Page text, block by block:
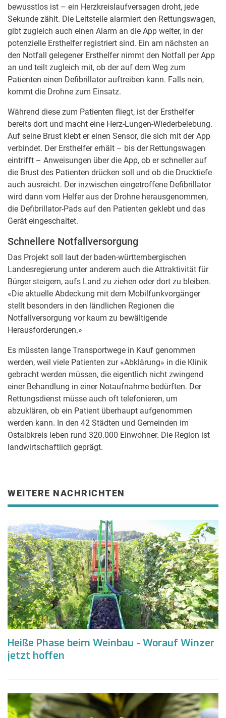
bewusstlos ist – ein Herzkreislaufversagen droht, jede
Sekunde zählt. Die Leitstelle alarmiert den Rettungswagen,
gibt zugleich auch einen Alarm an die App weiter, in der
potenzielle Ersthelfer registriert sind. Ein am nächsten an
den Notfall gelegener Ersthelfer nimmt den Notfall per App
an und teilt zugleich mit, ob der auf dem Weg zum
Patienten einen Defibrillator auftreiben kann. Falls nein,
kommt die Drohne zum Einsatz.
Während diese zum Patienten fliegt, ist der Ersthelfer
bereits dort und macht eine Herz-Lungen-Wiederbelebung.
Auf seine Brust klebt er einen Sensor, die sich mit der App
verbindet. Der Ersthelfer erhält – bis der Rettungswagen
eintrifft – Anweisungen über die App, ob er schneller auf
die Brust des Patienten drücken soll und ob die Drucktiefe
auch ausreicht. Der inzwischen eingetroffene Defibrillator
wird dann vom Helfer aus der Drohne herausgenommen,
die Defibrillator-Pads auf den Patienten geklebt und das
Gerät eingeschaltet.
Schnellere Notfallversorgung
Das Projekt soll laut der baden-württembergischen
Landesregierung unter anderem auch die Attraktivität für
Bürger steigern, aufs Land zu ziehen oder dort zu bleiben.
«Die aktuelle Abdeckung mit dem Mobilfunkvorgänger
stellt besonders in den ländlichen Regionen die
Notfallversorgung vor kaum zu bewältigende
Herausforderungen.»
Es müssten lange Transportwege in Kauf genommen
werden, weil viele Patienten zur «Abklärung» in die Klinik
gebracht werden müssen, die eigentlich nicht zwingend
einer Behandlung in einer Notaufnahme bedürften. Der
Rettungsdienst müsse auch oft telefonieren, um
abzuklären, ob ein Patient überhaupt aufgenommen
werden kann. In den 42 Städten und Gemeinden im
Ostalbkreis leben rund 320.000 Einwohner. Die Region ist
landwirtschaftlich geprägt.
WEITERE NACHRICHTEN
Heiße Phase beim Weinbau - Worauf Winzer
jetzt hoffen